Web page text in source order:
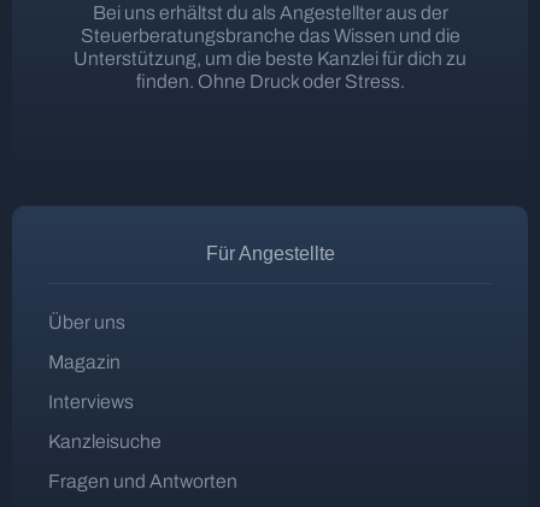
Bei uns erhältst du als Angestellter aus der
Steuerberatungsbranche das Wissen und die
Unterstützung, um die beste Kanzlei für dich zu
finden. Ohne Druck oder Stress.
Für Angestellte
Über uns
Magazin
Interviews
Kanzleisuche
Fragen und Antworten